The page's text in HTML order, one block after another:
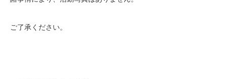
ご了承ください。